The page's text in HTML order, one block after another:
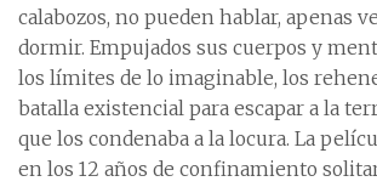
calabozos, no pueden hablar, apenas
dormir. Empujados sus cuerpos y
los límites de lo imaginable, los
batalla existencial para escapar a la
que los condenaba a la locura. La
en los 12 años de confinamiento